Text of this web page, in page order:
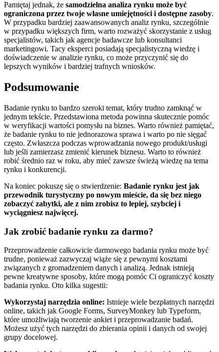
Pamiętaj jednak, że samodzielna analiza rynku może być
ograniczona przez twoje własne umiejętności i dostępne zasoby.
W przypadku bardziej zaawansowanych analiz rynku, szczególnie
w przypadku większych firm, warto rozważyć skorzystanie z usług
specjalistów, takich jak agencje badawcze lub konsultanci
marketingowi. Tacy eksperci posiadają specjalistyczną wiedzę i
doświadczenie w analizie rynku, co może przyczynić się do
lepszych wyników i bardziej trafnych wniosków.
Podsumowanie
Badanie rynku to bardzo szeroki temat, który trudno zamknąć w
jednym tekście. Przedstawiona metoda powinna skutecznie pomóc
w weryfikacji wartości pomysłu na biznes. Warto również pamiętać,
że badanie rynku to nie jednorazowa sprawa i warto po nie sięgać
często. Zwłaszcza podczas wprowadzania nowego produkt/usługi
lub jeśli zamierzasz zmienić kierunek biznesu. Warto to również
robić średnio raz w roku, aby mieć zawsze świeżą wiedzę na tema
rynku i konkurencji.
Na koniec pokuszę się o stwierdzenie: Badanie rynku jest jak
przewodnik turystyczny po nowym mieście, da się bez niego
zobaczyć zabytki, ale z nim zrobisz to lepiej, szybciej i
wyciągniesz najwięcej.
Jak zrobić badanie rynku za darmo?
Przeprowadzenie całkowicie darmowego badania rynku może być
trudne, ponieważ zazwyczaj wiąże się z pewnymi kosztami
związanych z gromadzeniem danych i analizą. Jednak istnieją
pewne kreatywne sposoby, które mogą pomóc Ci ograniczyć koszty
badania rynku. Oto kilka sugestii:
Wykorzystaj narzędzia online: Istnieje wiele bezpłatnych narzędzi
online, takich jak Google Forms, SurveyMonkey lub Typeform,
które umożliwiają tworzenie ankiet i przeprowadzanie badań.
Możesz użyć tych narzędzi do zbierania opinii i danych od swojej
grupy docelowej.